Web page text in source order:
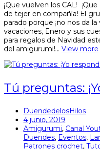
¡Que vuelven los CAL!
de tejer en compañía! El
parado porque ¡no nos da
vacaciones, Enero y sus
para regalos de Navidad
del amigurumi!… View more
Tú preguntas:
DuendedelosHilos
4 junio, 2019
Amigurumi, Canal
Duendes, Eventos,
Patrones crochet,